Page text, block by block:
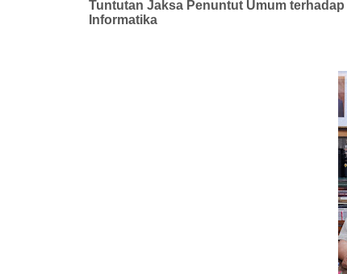
Tuntutan Jaksa Penuntut Umum terhadap
Informatika